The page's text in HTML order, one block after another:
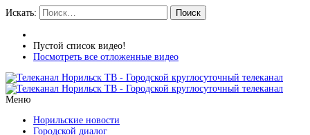
Искать: Поиск
Пустой список видео!
Посмотреть все отложенные видео
Меню
Норильские новости
Городской диалог